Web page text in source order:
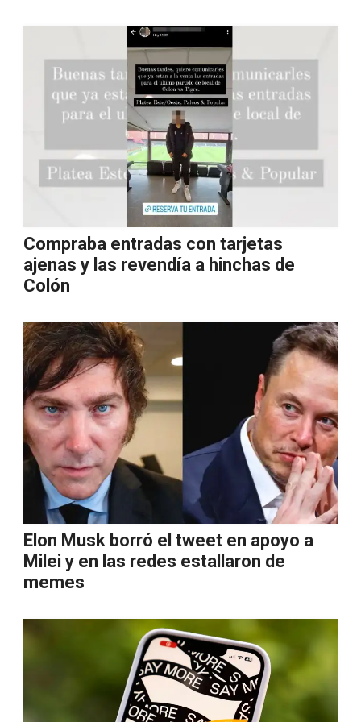
Compraba entradas con tarjetas
ajenas y las revendía a hinchas de
Colón
Elon Musk borró el tweet en apoyo a
Milei y en las redes estallaron de
memes